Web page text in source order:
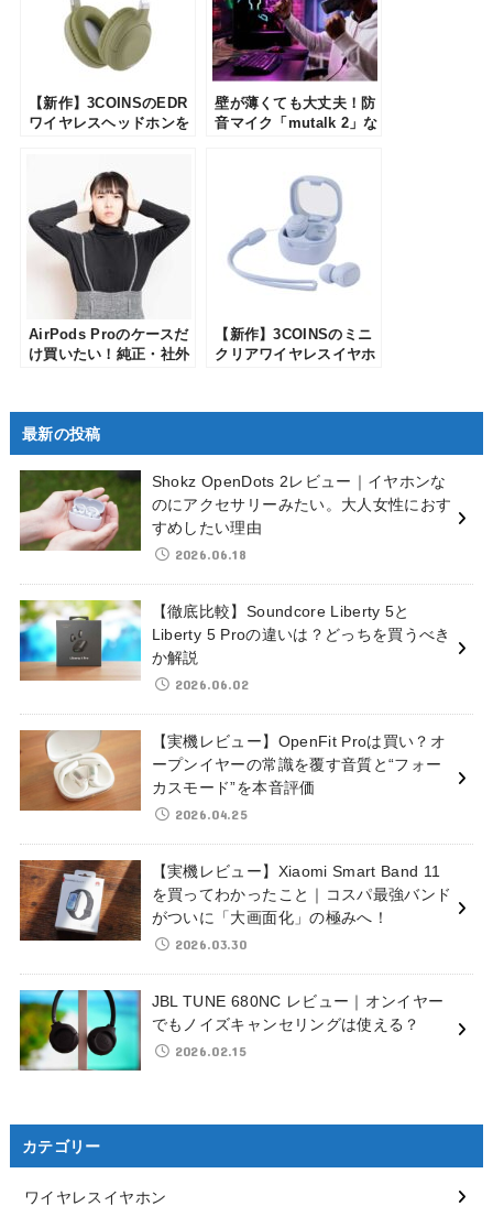
【新作】3COINSのEDR
ワイヤレスヘッドホンを
ンを使ってみた
壁が薄くても大丈夫！防
音マイク「mutalk 2」な
AirPods Proのケースだ
け買いたい！純正・社外
【新作】3COINSのミニ
クリアワイヤレスイヤホ
ってみた
最新の投稿
Shokz OpenDots 2レビュー｜イヤホンな
のにアクセサリーみたい。大人女性におす
すめしたい理由
2026.06.18
【徹底比較】Soundcore Liberty 5と
Liberty 5 Proの違いは？どっちを買うべき
か解説
2026.06.02
【実機レビュー】OpenFit Proは買い？オ
ープンイヤーの常識を覆す音質と“フォー
カスモード”を本音評価
2026.04.25
【実機レビュー】Xiaomi Smart Band 11
を買ってわかったこと｜コスパ最強バンド
がついに「大画面化」の極みへ！
2026.03.30
JBL TUNE 680NC レビュー｜オンイヤー
でもノイズキャンセリングは使える？
2026.02.15
カテゴリー
ワイヤレスイヤホン